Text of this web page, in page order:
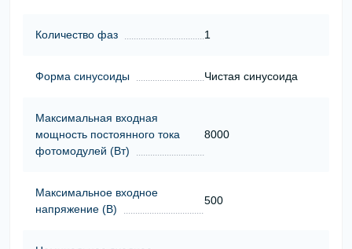
Количество фаз 1
Форма синусоиды Чистая синусоида
Максимальная входная
мощность постоянного тока
фотомодулей (Вт)
8000
Максимальное входное
напряжение (В)
500